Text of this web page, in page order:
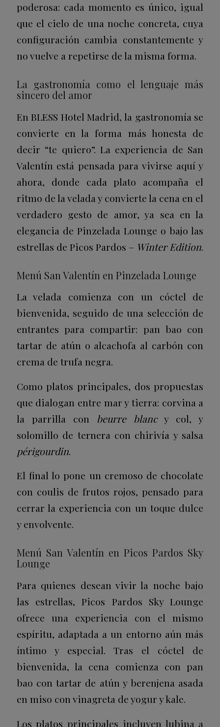
poderosa: cada momento es único, igual
que el cielo de una noche concreta, cuya
configuración cambia constantemente y
no vuelve a repetirse de la misma forma.
La gastronomía como el lenguaje más
sincero del amor
En BLESS Hotel Madrid, la gastronomía se
convierte en la forma más honesta de
decir “te quiero”. La experiencia de San
Valentín está pensada para vivirse aquí y
ahora, donde cada plato acompaña el
ritmo de la velada y convierte la cena en el
verdadero gesto de amor, ya sea en la
elegancia de Pinzelada Lounge o bajo las
estrellas de Picos Pardos – Winter Edition.
Menú San Valentín en Pinzelada Lounge
La velada comienza con un cóctel de
bienvenida, seguido de una selección de
entrantes para compartir: pan bao con
tartar de atún o alcachofa al carbón con
crema de trufa negra.
Como platos principales, dos propuestas
que dialogan entre mar y tierra: corvina a
la parrilla con beurre blancy col, y
solomillo de ternera con chirivía y salsa
périgourdin.
El final lo pone un cremoso de chocolate
con coulis de frutos rojos, pensado para
cerrar la experiencia con un toque dulce
y envolvente.
Menú San Valentín en Picos Pardos Sky
Lounge
Para quienes desean vivir la noche bajo
las estrellas, Picos Pardos Sky Lounge
ofrece una experiencia con el mismo
espíritu, adaptada a un entorno aún más
íntimo y especial. Tras el cóctel de
bienvenida, la cena comienza con pan
bao con tartar de atún y berenjena asada
en miso con vinagreta de yogur y kale.
Los platos principales incluyen lubina a